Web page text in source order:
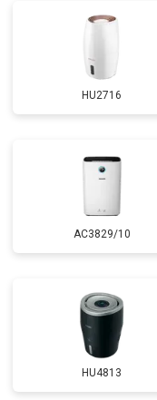
HU2716
AC3829/10
HU4813